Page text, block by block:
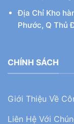
Địa Chỉ Kho
Phước, Q Thủ
CHÍNH SÁCH
Giới Thiệu Về
Liên Hệ Với